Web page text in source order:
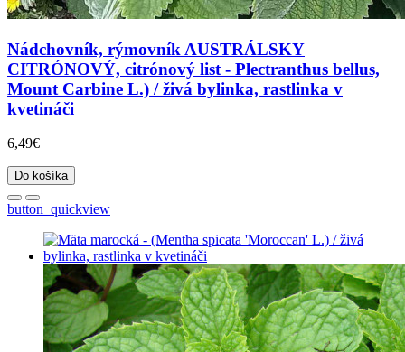
Nádchovník, rýmovník AUSTRÁLSKY
CITRÓNOVÝ, citrónový list - Plectranthus bellus,
Mount Carbine L.) / živá bylinka, rastlinka v
kvetináči
6,49€
Do košíka
button_quickview